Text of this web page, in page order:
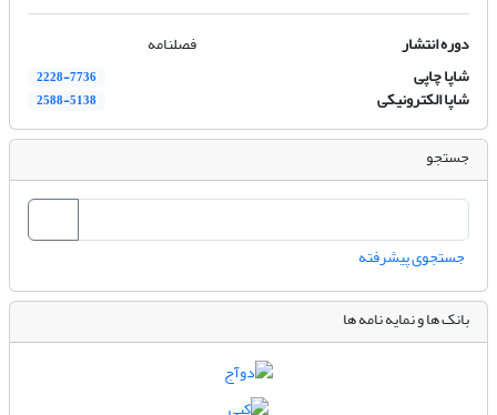
دوره انتشار
فصلنامه
شاپا چاپی
2228-7736
شاپا الکترونیکی 2588-5138
جستجو
جستجوی پیشرفته
بانک ها و نمایه نامه ها